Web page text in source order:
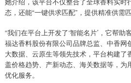
态，还能“一键供求匹配”，提供精准供需
“我们在平台上开发了‘智能名片’，它帮助
福达香料股份有限公司品牌总监、中香网
大数据、云原生等领先技术，平台构建了
盖价格趋势、产新动态、海关数据等，为
优化服务。